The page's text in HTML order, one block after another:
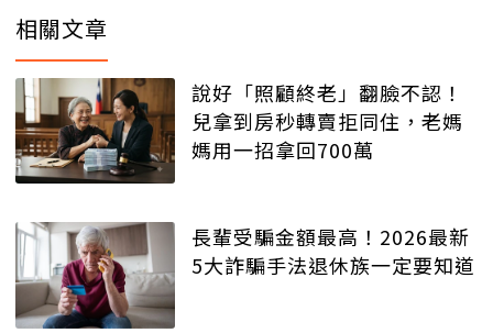
相關文章
說好「照顧終老」翻臉不認！
兒拿到房秒轉賣拒同住，老媽
媽用一招拿回700萬
長輩受騙金額最高！2026最新
5大詐騙手法退休族一定要知道